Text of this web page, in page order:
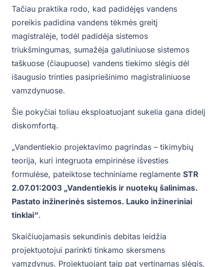
Tačiau praktika rodo, kad padidėjęs vandens
poreikis padidina vandens tėkmės greitį
magistralėje, todėl padidėja sistemos
triukšmingumas, sumažėja galutiniuose sistemos
taškuose (čiaupuose) vandens tiekimo slėgis dėl
išaugusio trinties pasipriešinimo magistraliniuose
vamzdynuose.
Šie pokyčiai toliau eksploatuojant sukelia gana didelį
diskomfortą.
„Vandentiekio projektavimo pagrindas – tikimybių
teorija, kuri integruota empirinėse išvesties
formulėse, pateiktose techniniame reglamente STR
2.07.01:2003 „Vandentiekis ir nuotekų šalinimas.
Pastato inžinerinės sistemos. Lauko inžineriniai
tinklai“.
Skaičiuojamasis sekundinis debitas leidžia
projektuotojui parinkti tinkamo skersmens
vamzdynus. Projektuojant taip pat vertinamas slėgis,